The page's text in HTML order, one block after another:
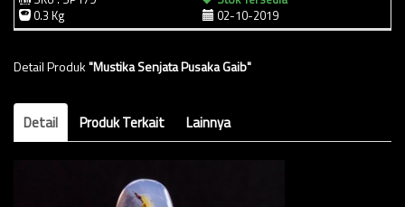
0.3 Kg
02-10-2019
Detail Produk"Mustika Senjata Pusaka Gaib"
Detail Produk Terkait Lainnya